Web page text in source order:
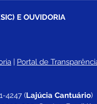
E OUVIDORIA
| Portal de
4247 (Lajúcia Cantuário)